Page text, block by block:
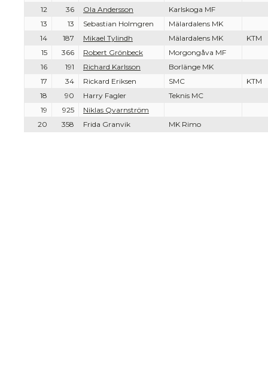
12 36 Ola Andersson
Karlskoga MF
13
13 Sebastian Holmgren
Mälardalens MK
14
187 Mikael Tylindh Mälardalens MK
KTM
15
366 Robert Grönbeck
Morgongåva MF
16
191 Richard Karlsson
Borlänge MK
17
34 Rickard Eriksen SMC
KTM
18
90 Harry Fagler
Teknis MC
19
925
Niklas Qvarnström
20
358 Frida Granvik MK Rimo